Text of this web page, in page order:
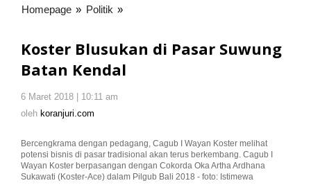
Homepage » Politik »
Pasar
Koster Blusukan di Pasar Suwung
Batan Kendal
6 Maret 2018 | 10:11 am
oleh koranjuri.com
Bercengkrama dengan pedagang, Cagub I Wayan Koster melihat
potensi bisnis di pasar tradisional akan terus berkembang. Cagub I
Wayan Koster berpasangan dengan Cokorda Oka Artha Ardhana
Sukawati (Koster-Ace) dalam Pilgub Bali 2018 - foto: Istimewa